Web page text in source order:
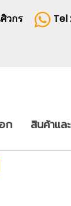
วกร Tel :
ก สินค้าแล